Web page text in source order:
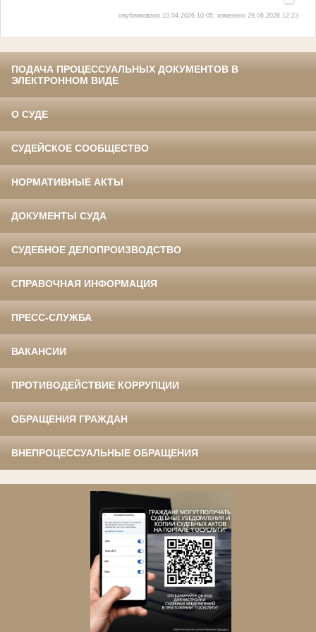
опубликовано 10.04.2026 10:05, изменено 29.06.2026 12:23
ПОДАЧА ПРОЦЕССУАЛЬНЫХ ДОКУМЕНТОВ В
ЭЛЕКТРОННОМ ВИДЕ
О СУДЕ
СУДЕЙСКОЕ СООБЩЕСТВО
НОРМАТИВНЫЕ АКТЫ
ДОКУМЕНТЫ СУДА
СУДЕБНОЕ ДЕЛОПРОИЗВОДСТВО
СПРАВОЧНАЯ ИНФОРМАЦИЯ
ПРЕСС-СЛУЖБА
ВАКАНСИИ
ПРОТИВОДЕЙСТВИЕ КОРРУПЦИИ
ОБРАЩЕНИЯ ГРАЖДАН
ВНЕПРОЦЕССУАЛЬНЫЕ ОБРАЩЕНИЯ